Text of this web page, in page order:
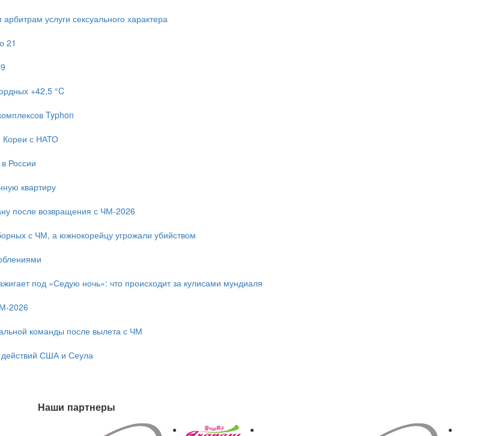
услуги сексуального характера
21
+42,5 °C
Typhon
Кореи с НАТО
России
квартиру
после возвращения с ЧМ-2026
с ЧМ, а южнокорейцу угрожали убийством
под «Седую ночь»: что происходит за кулисами мундиаля
2026
команды после вылета с ЧМ
действий США и Сеула
Наши партнеры